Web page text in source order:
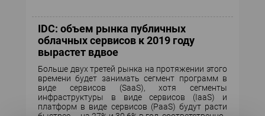
IDC: объем рынка публичных
облачных сервисов к 2019 году
вырастет вдвое
Больше двух третей рынка на протяжении этого
времени будет занимать сегмент программ в
виде сервисов (SaaS), хотя сегменты
инфраструктуры в виде сервисов (IaaS) и
платформ в виде сервисов (PaaS) будут расти